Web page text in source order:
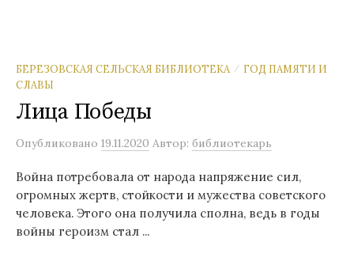
БЕРЕЗОВСКАЯ СЕЛЬСКАЯ БИБЛИОТЕКА / ГОД ПАМЯТИ И
СЛАВЫ
Лица Победы
Опубликовано 19.11.2020 Автор: библиотекарь
Война потребовала от народа напряжение сил,
огромных жертв, стойкости и мужества советского
человека. Этого она получила сполна, ведь в годы
войны героизм стал ...